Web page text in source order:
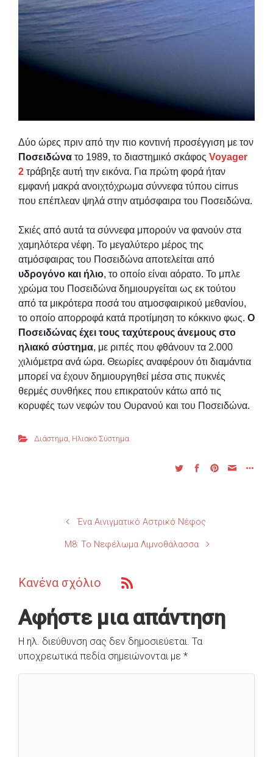
Δύο ώρες πριν από την πιο κοντινή προσέγγιση με τον
Ποσειδώνα το 1989, το διαστημικό σκάφος Voyager
2 τράβηξε αυτή την εικόνα. Για πρώτη φορά ήταν
εμφανή μακρά ανοιχτόχρωμα σύννεφα τύπου cirrus
που επέπλεαν ψηλά στην ατμόσφαιρα του Ποσειδώνα.
Σκιές από αυτά τα σύννεφα μπορούν να φανούν στα
χαμηλότερα νέφη. Το μεγαλύτερο μέρος της
ατμόσφαιρας του Ποσειδώνα αποτελείται από
υδρογόνο και ήλιο, το οποίο είναι αόρατο. Το μπλε
χρώμα του Ποσειδώνα δημιουργείται ως εκ τούτου
από τα μικρότερα ποσά του ατμοσφαιρικού μεθανίου,
το οποίο απορροφά κατά προτίμηση το κόκκινο φως. Ο
Ποσειδώνας έχει τους ταχύτερους άνεμους στο
ηλιακό σύστημα, με ριπές που φθάνουν τα 2.000
χιλιόμετρα ανά ώρα. Θεωρίες αναφέρουν ότι διαμάντια
μπορεί να έχουν δημιουργηθεί μέσα στις πυκνές
θερμές συνθήκες που επικρατούν κάτω από τις
κορυφές των νεφών του Ουρανού και του Ποσειδώνα.
Διάστημα Ηλιακό Σύστημα
Ένα Αινιγματικό Αστρικό Νέφος
M8: Το Νεφέλωμα Λιμνοθάλασσα
Κανένα σχόλιο
Αφήστε μια απάντηση
Η ηλ. διεύθυνση σας δεν δημοσιεύεται. Τα
υποχρεωτικά πεδία σημειώνονται με *